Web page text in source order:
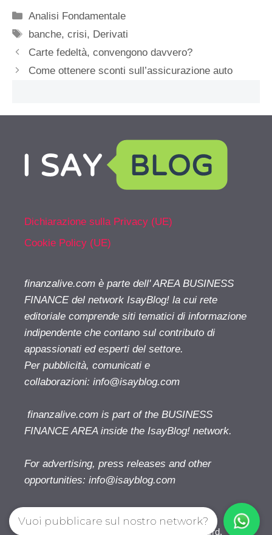
Categorie
Analisi Fondamentale
Tag
banche,crisi, Derivati
Carte fedeltà, convengono davvero?
Come ottenere sconti sull’assicurazione auto
Dichiarazione sulla Privacy (UE)
Cookie Policy (UE)
finanzalive.com è parte dell' AREA BUSINESS
FINANCE del network IsayBlog! la cui rete
editoriale comprende siti tematici di informazione
indipendente che contano sul contributo di
appassionati ed esperti del settore.
Per pubblicità, comunicati e
collaborazioni: info@isayblog.com
finanzalive.com is part of the BUSINESS
FINANCE AREA inside the IsayBlog! network.
For advertising, press releases and other
opportunities: info@isayblog.com
Finanzalive.com © 2026. All right reserverd.
Vuoi pubblicare sul nostro network?